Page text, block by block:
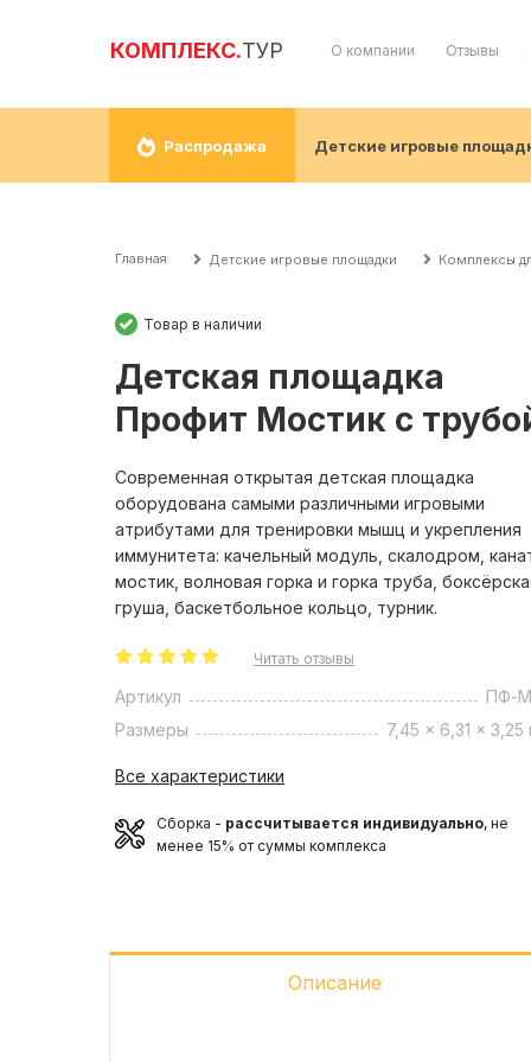
КОМПЛЕКС.ТУР О компании Отзывы
Распродажа Детские игровые
Главная Детские игровые площадки Комплексы
Товар в наличии
Детская площадка
Профит Мостик с
Современная открытая детская площадка
оборудована самыми различными игровыми
атрибутами для тренировки мышц и укрепления
иммунитета: качельный модуль, скалодром,
мостик, волновая горка и горка труба,
груша, баскетбольное кольцо, турник.
Читать отзывы
Артикул
ПФ-
Размеры
7,45 x 6,31 x 3,25
Все характеристики
Сборка - рассчитывается индивидуально, не
менее 15% от суммы комплекса
Описание